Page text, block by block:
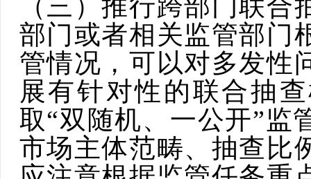
（三）推行跨部门联合
部门或者相关监管部门
管情况，可以对多发性
展有针对性的联合抽
取“双随机、一公开”监
市场主体范畴、抽查 比